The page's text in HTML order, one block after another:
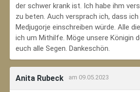
der schwer krank ist. Ich habe ihm
zu beten. Auch versprach ich, dass ich
Medjugorje einschreiben würde. Alle
ich um Mithilfe. Möge unsere Königin
euch alle Segen. Dankeschön.
Anita Rubeck am 09.05.2023